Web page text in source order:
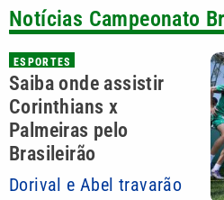
Notícias Campeonato
ESPORTES
Saiba onde assistir
Corinthians x
Palmeiras pelo
Brasileirão
Dorival e Abel travarão